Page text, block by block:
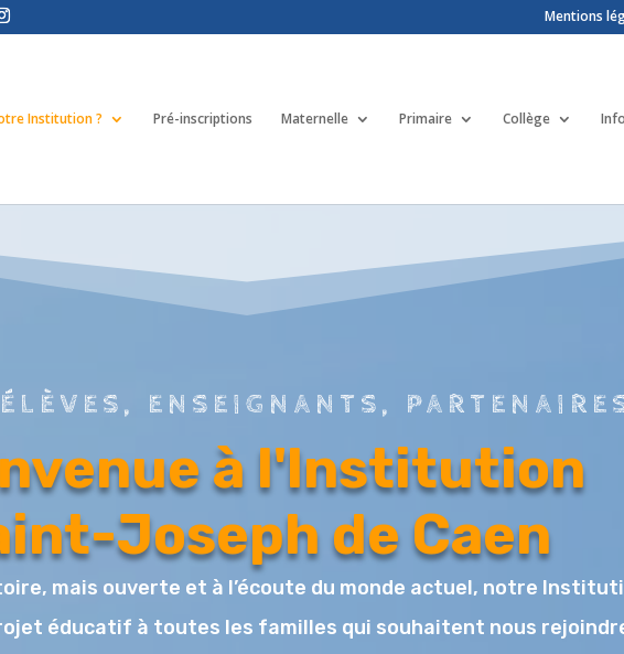
Mentions
Institution ? Pré-inscriptions Maternelle Primaire Collège
ENSEIGNANTS,
à l'Institution
Joseph de Caen
mais ouverte et à l’écoute du monde actuel, notre
éducatif à toutes les familles qui souhaitent nous